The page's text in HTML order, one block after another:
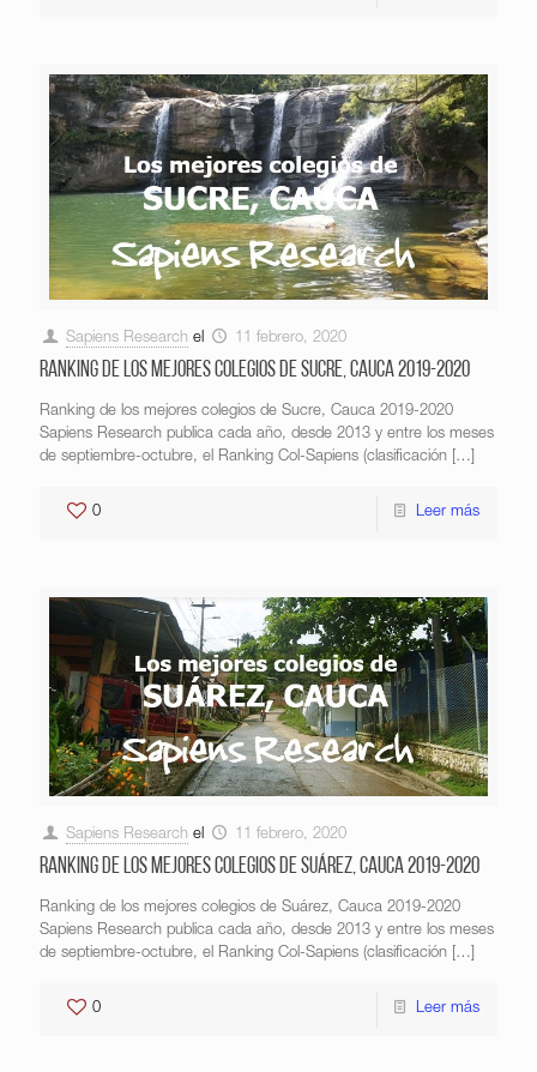
Sapiens Research el 11 febrero, 2020
Ranking de los mejores colegios de Sucre, Cauca 2019-2020
Ranking de los mejores colegios de Sucre, Cauca 2019-2020
Sapiens Research publica cada año, desde 2013 y entre los meses
de septiembre-octubre, el Ranking Col-Sapiens (clasificación […]
0 Leer más
Sapiens Research el 11 febrero, 2020
Ranking de los mejores colegios de Suárez, Cauca 2019-2020
Ranking de los mejores colegios de Suárez, Cauca 2019-2020
Sapiens Research publica cada año, desde 2013 y entre los meses
de septiembre-octubre, el Ranking Col-Sapiens (clasificación […]
0 Leer más